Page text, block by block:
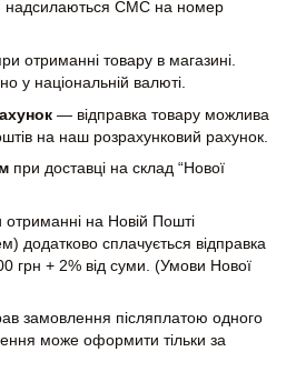
надсилаються СМС на номер
отриманні товару в магазині.
у національній валюті.
— відправка товару можлива
на наш розрахунковий рахунок.
при доставці на склад “Нової
на Новій Пошті
додатково сплачується відправка
грн + 2% від суми. (Умови Нової
замовлення післяплатою одного
може оформити тільки за